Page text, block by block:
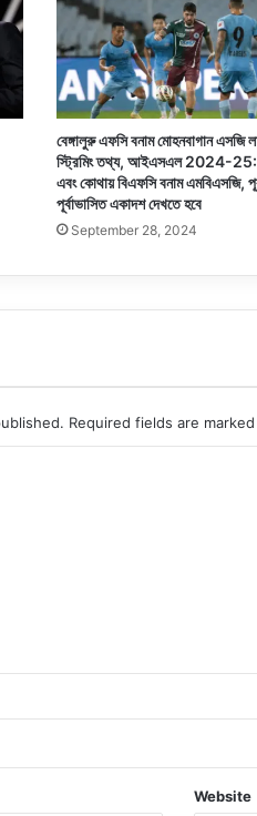
বেঙ্গালুরু এফসি বনাম মোহনবাগান এসজি
স্ট্রিমিং তথ্য, আইএসএল 2024-
এবং কোথায় বিএফসি বনাম এমবিএসজি,
পূর্বাভাসিত একাদশ দেখতে হবে
September 28, 2024
Required fields are marked
Website